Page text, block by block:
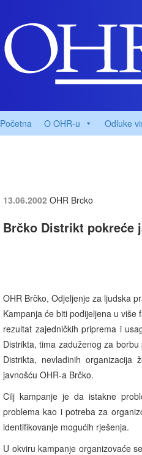
Početna O OHR-u Odluke
13.06.2002 OHR Brcko
Brčko Distrikt pokreće
OHR Brčko, Odjeljenje za ljudska
Kampanja će biti podijeljena u
rezultat zajedničkih priprema i
Distrikta, tima zaduženog za
Distrikta, nevladinih
javnošću OHR-a Brčko.
Cilj kampanje je da istakne
problema kao i potreba za
identifikovanje mogućih rješenja.
U okviru kampanje organizovaće